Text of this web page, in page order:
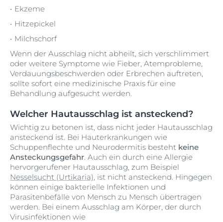
Ekzeme
Hitzepickel
Milchschorf
Wenn der Ausschlag nicht abheilt, sich verschlimmert
oder weitere Symptome wie Fieber, Atemprobleme,
Verdauungsbeschwerden oder Erbrechen auftreten,
sollte sofort eine medizinische Praxis für eine
Behandlung aufgesucht werden.
Welcher Hautausschlag ist ansteckend?
Wichtig zu betonen ist, dass nicht jeder Hautausschlag
ansteckend ist. Bei Hauterkrankungen wie
Schuppenflechte und Neurodermitis besteht keine
Ansteckungsgefahr. Auch ein durch eine Allergie
hervorgerufener Hautausschlag, zum Beispiel
Nesselsucht (Urtikaria), ist nicht ansteckend. Hingegen
können einige bakterielle Infektionen und
Parasitenbefälle von Mensch zu Mensch übertragen
werden. Bei einem Ausschlag am Körper, der durch
Virusinfektionen wie